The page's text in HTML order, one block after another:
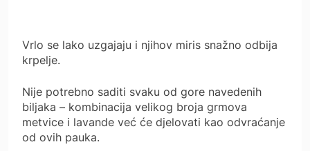
Vrlo se lako uzgajaju i njihov miris snažno odbija
krpelje.
Nije potrebno saditi svaku od gore navedenih
biljaka – kombinacija velikog broja grmova
metvice i lavande već će djelovati kao odvraćanje
od ovih pauka.